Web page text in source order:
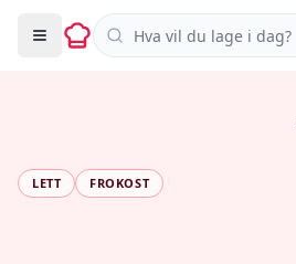
Søk i oppskrifter
LETT FROKOST